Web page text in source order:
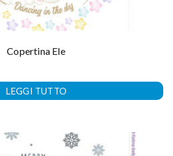
Copertina Ele
LEGGI TUTTO